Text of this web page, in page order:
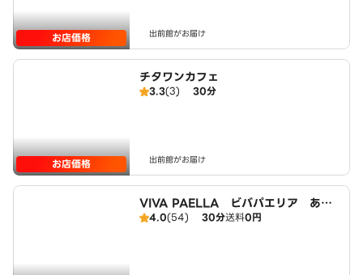
お店価格 出前館がお届け
お店価格
チタワンカフェ
3.3(3) 30分
出前館がお届け
VIVA PAELLA ビバパエリア あま
大治店
4.0(54) 30分送料0円